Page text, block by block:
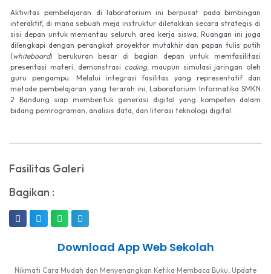
Aktivitas pembelajaran di laboratorium ini berpusat pada bimbingan
interaktif, di mana sebuah meja instruktur diletakkan secara strategis di
sisi depan untuk memantau seluruh area kerja siswa. Ruangan ini juga
dilengkapi dengan perangkat proyektor mutakhir dan papan tulis putih
(whiteboard) berukuran besar di bagian depan untuk memfasilitasi
presentasi materi, demonstrasi coding, maupun simulasi jaringan oleh
guru pengampu. Melalui integrasi fasilitas yang representatif dan
metode pembelajaran yang terarah ini, Laboratorium Informatika SMKN
2 Bandung siap membentuk generasi digital yang kompeten dalam
bidang pemrograman, analisis data, dan literasi teknologi digital.
Fasilitas Galeri
Bagikan :
Download App Web Sekolah
Nikmati Cara Mudah dan Menyenangkan Ketika Membaca Buku, Update